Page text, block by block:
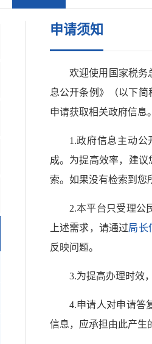
申请须知
欢迎使用国家税务
息公开条例》（以下
申请获取相关政府信息
1.政府信息主动
成。为提高效率，建
索。如果没有检索到您
2.本平台只受理公
上述需求，请通过局长
反映问题。
3.为提高办理时效
4.申请人对申请答
信息，应承担由此产生